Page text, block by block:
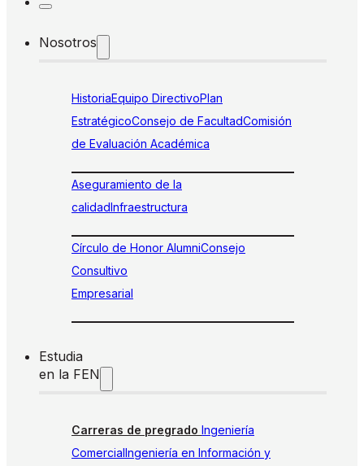
Nosotros
HistoriaEquipo DirectivoPlan
EstratégicoConsejo de FacultadComisión
de Evaluación Académica
Aseguramiento de la
calidadInfraestructura
Círculo de Honor AlumniConsejo
Consultivo
Empresarial
Estudia
en la FEN
Carreras de pregrado Ingeniería
ComercialIngeniería en Información y